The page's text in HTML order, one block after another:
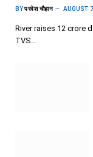
BYपरवेश चौहान AUGUST
River raises 12 crore
TVS…